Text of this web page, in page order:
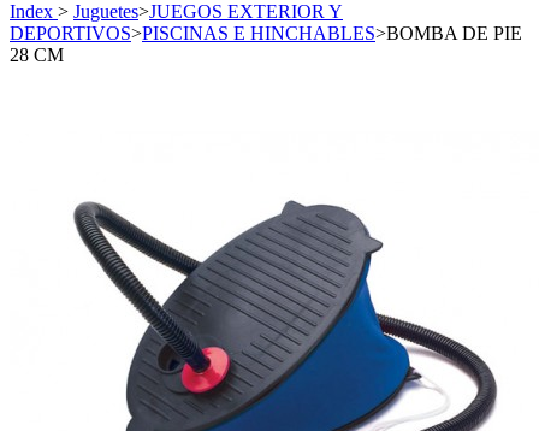
Index > Juguetes>JUEGOS EXTERIOR Y
DEPORTIVOS>PISCINAS E HINCHABLES>BOMBA DE PIE
28 CM